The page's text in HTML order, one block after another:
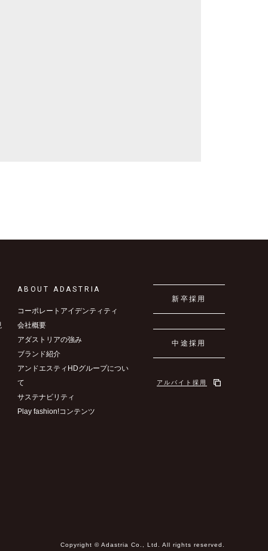
ABOUT ADASTRIA
コーポレートアイデンティティ
会社概要
アダストリアの強み
ブランド紹介
アンドエスティHDグループについ
て
サステナビリティ
Play fashion!コンテンツ
新卒採用
中途採用
アルバイト採用
Copyright © Adastria Co., Ltd. All rights reserved.